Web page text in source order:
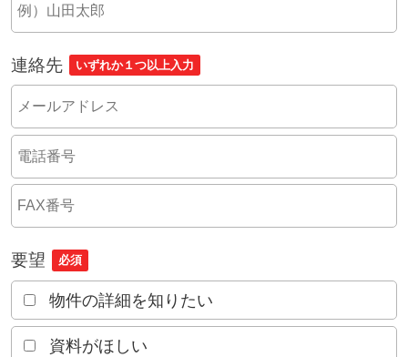
連絡先 いずれか１つ以上入力
要望 必須
物件の詳細を知りたい
資料がほしい